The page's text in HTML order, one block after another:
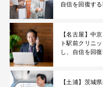
自信を回復す
【名古屋】中
ト駅前クリニ
し、自信を回
【土浦】茨城